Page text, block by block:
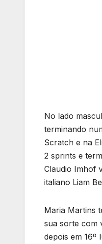
No lado
terminando
Scratch e na
2 sprints e
Claudio Imhof
italiano Liam
Maria Martins
sua sorte com
depois em 16º